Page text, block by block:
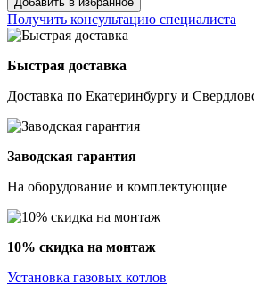
Получить консультацию специалиста
Быстрая доставка
Доставка по Екатеринбургу и
Заводская гарантия
На оборудование и комплектующие
10% скидка на монтаж
Установка газовых котлов